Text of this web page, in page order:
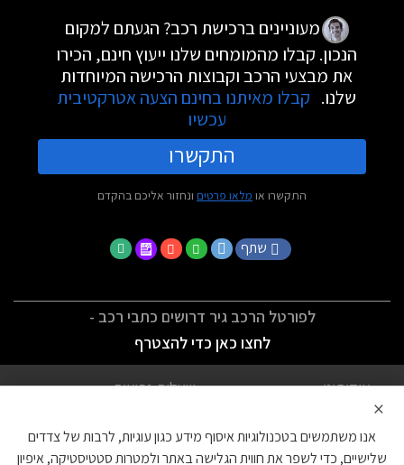
מעוניינים ברכישת רכב? הגעתם למקום
הנכון. קבלו מהמומחים שלנו ייעוץ חינם, הכירו
את מבצעי הרכב וקבוצות הרכישה המיוחדות
שלנו. קבלו מאיתנו בחינם הצעה אטרקטיבית
עכשיו
התקשרו
התקשרו או מלאו פרטים ונחזור אליכם בהקדם
שתף
לפורטל הרכב גיר דרושים כתבי רכב -
לחצו כאן כדי להצטרף
אודותינו
שאלות נפוצות
הצהרת נגישות
צור קשר
×
אנו משתמשים בטכנולוגיות איסוף מידע כגון עוגיות, לרבות של צדדים
שלישיים, כדי לשפר את חווית הגלישה באתר ולמטרות סטטיסטיקה, איפיון